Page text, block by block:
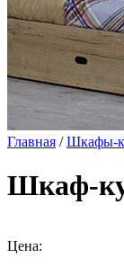
Главная /Шкафы-
Шкаф-
Цена: